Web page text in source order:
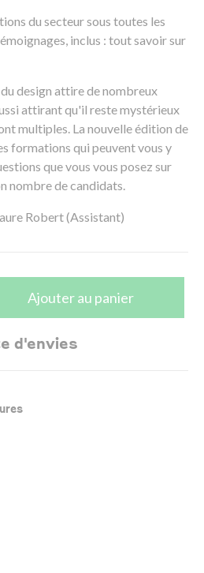
du secteur sous toutes les
inclus : tout savoir sur
design attire de nombreux
attirant qu'il reste mystérieux
multiples. La nouvelle édition de
formations qui peuvent vous y
que vous vous posez sur
nombre de candidats.
Robert (Assistant)
Ajouter au panier
d'envies